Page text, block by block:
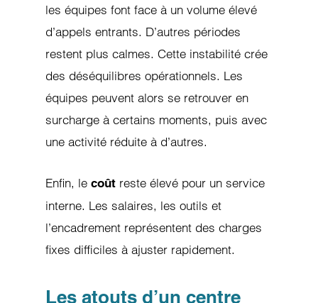
les équipes font face à un volume élevé
d’appels entrants. D’autres périodes
restent plus calmes. Cette instabilité crée
des déséquilibres opérationnels. Les
équipes peuvent alors se retrouver en
surcharge à certains moments, puis avec
une activité réduite à d’autres.
Enfin, lecoût reste élevé pour un service
interne. Les salaires, les outils et
l’encadrement représentent des charges
fixes difficiles à ajuster rapidement.
Les atouts d’un centre